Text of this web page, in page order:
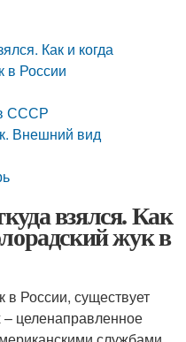
Как и когда
в России
СССР
Внешний вид
взялся. Как
жук в
в России, существует
– целенаправленное